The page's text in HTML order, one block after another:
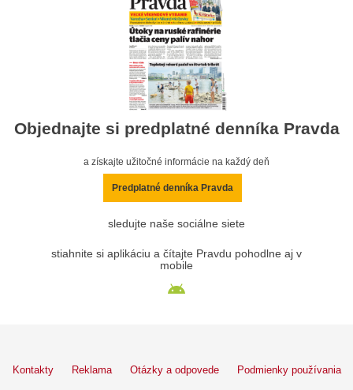
Objednajte si predplatné denníka Pravda
a získajte užitočné informácie na každý deň
Predplatné denníka Pravda
sledujte naše sociálne siete
stiahnite si aplikáciu a čítajte Pravdu pohodlne aj v
mobile
Kontakty Reklama Otázky a odpovede Podmienky používania